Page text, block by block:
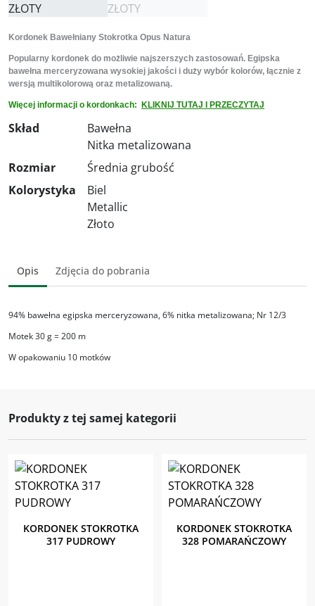
Kordonek Bawełniany Stokrotka Opus Natura
Popularny kordonek do możliwie najszerszych zastosowań. Egipska
bawełna merceryzowana wysokiej jakości i duży wybór kolorów, łącznie z
wersją multikolorową oraz metalizowaną.
Więcej informacji o kordonkach: KLIKNIJ TUTAJ I PRZECZYTAJ
Skład
Bawełna
Nitka metalizowana
Rozmiar
Średnia grubość
Kolorystyka
Biel
Metallic
Złoto
Opis Zdjęcia do pobrania
94% bawełna egipska merceryzowana, 6% nitka metalizowana; Nr 12/3
Motek 30 g = 200 m
W opakowaniu 10 motków
Produkty z tej samej kategorii
KORDONEK STOKROTKA
317 PUDROWY
KORDONEK STOKROTKA
328 POMARAŃCZOWY